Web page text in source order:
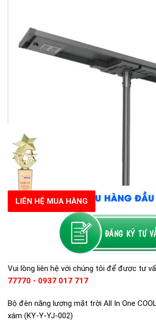
LIÊN HỆ MUA HÀNG
Vui lòng liên hệ với chúng tôi để được tư
77770 - 0937 017 717
Bộ đèn năng lượng mặt trời All In One
xám (KY-Y-YJ-002)